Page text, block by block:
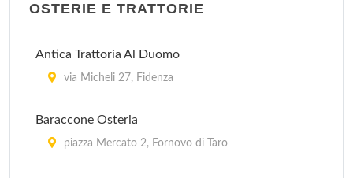
OSTERIE E TRATTORIE
Antica Trattoria Al Duomo
via Micheli 27, Fidenza
Baraccone Osteria
piazza Mercato 2, Fornovo di Taro